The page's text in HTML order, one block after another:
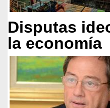
Disputas
la economía